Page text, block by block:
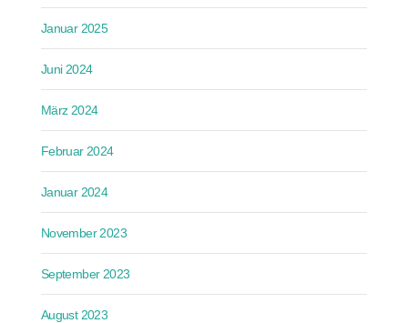
Januar 2025
Juni 2024
März 2024
Februar 2024
Januar 2024
November 2023
September 2023
August 2023